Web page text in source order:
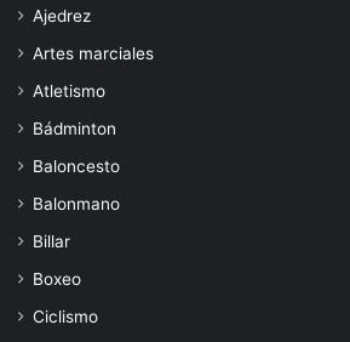
Ajedrez
Artes marciales
Atletismo
Bádminton
Baloncesto
Balonmano
Billar
Boxeo
Ciclismo